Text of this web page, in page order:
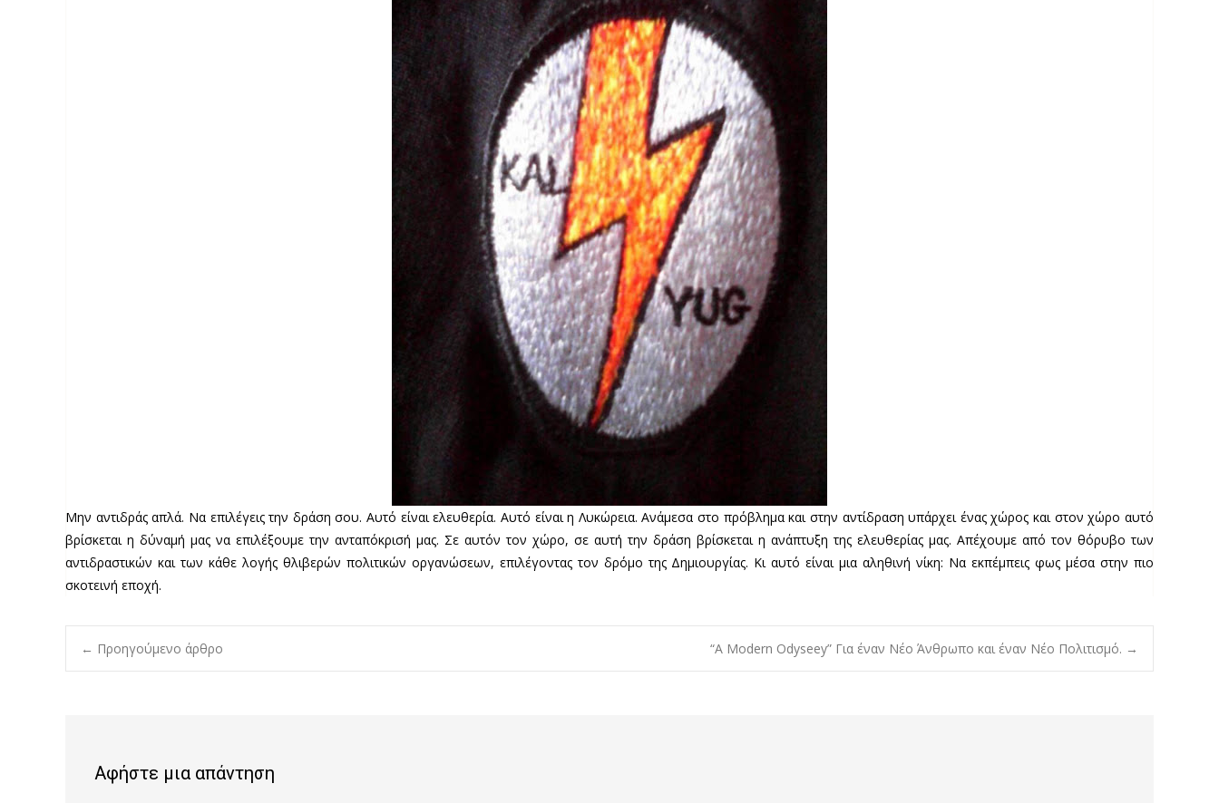
Μην αντιδράς απλά. Να επιλέγεις την δράση σου. Αυτό είναι ελευθερία. Αυτό είναι η Λυκώρεια. Ανάμεσα στο πρόβλημα και στην αντίδραση υπάρχει ένας χώρος και στον χώρο αυτό
βρίσκεται η δύναμή μας να επιλέξουμε την ανταπόκρισή μας. Σε αυτόν τον χώρο, σε αυτή την δράση βρίσκεται η ανάπτυξη της ελευθερίας μας. Απέχουμε από τον θόρυβο των
αντιδραστικών και των κάθε λογής θλιβερών πολιτικών οργανώσεων, επιλέγοντας τον δρόμο της Δημιουργίας. Κι αυτό είναι μια αληθινή νίκη: Να εκπέμπεις φως μέσα στην πιο
σκοτεινή εποχή.
Post
← Προηγούμενο άρθρο “A Modern Odyseey” Για έναν Νέο Άνθρωπο και έναν Νέο Πολιτισμό. →
Αφήστε μια απάντηση